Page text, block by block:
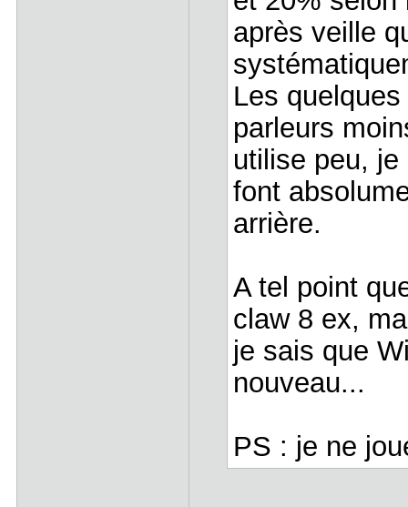
après veille
Les
parleurs
utilise peu,
font
arrière.
A tel point
claw 8 ex,
je sais que
nouveau...
PS : je ne